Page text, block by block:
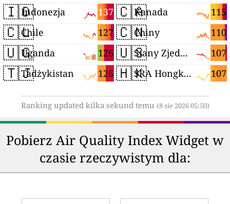
🇮🇩 137
Indonezja
🇨🇱 127
Chile
🇺🇬 126
Uganda
🇹🇯 126
Tadżykistan
🇨🇦 115
Kanada
🇨🇳 110
Chiny
🇺🇸 107
Stany Zjednoczone
🇭🇰 107
SRA Hongkong (Chiny)
Ranking updated kilka sekund temu (8 sie 2026 05:50)
Pobierz Air Quality Index Widget w
czasie rzeczywistym dla: